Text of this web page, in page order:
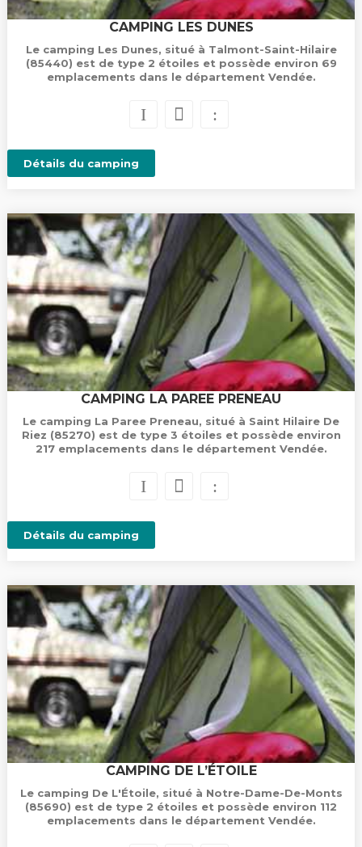
CAMPING LES DUNES
Le camping Les Dunes, situé à Talmont-Saint-Hilaire
(85440) est de type 2 étoiles et possède environ 69
emplacements dans le département Vendée.
Détails du camping
CAMPING LA PAREE PRENEAU
Le camping La Paree Preneau, situé à Saint Hilaire De
Riez (85270) est de type 3 étoiles et possède environ
217 emplacements dans le département Vendée.
Détails du camping
CAMPING DE L’ÉTOILE
Le camping De L'Étoile, situé à Notre-Dame-De-Monts
(85690) est de type 2 étoiles et possède environ 112
emplacements dans le département Vendée.